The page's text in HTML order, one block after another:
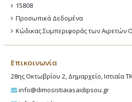
15808
Προσωπικά Δεδομένα
Κώδικας Συμπεριφοράς των Αιρετών
Επικοινωνία
28ης Οκτωβρίου 2, Δημαρχείο, Ιστιαία
info@dimosistiaiasaidipsou.gr